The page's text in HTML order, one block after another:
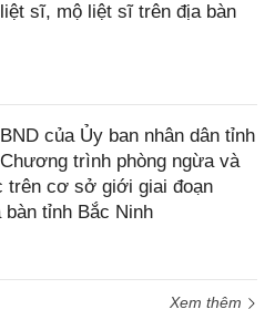
sĩ, mộ liệt sĩ trên địa bàn
của Ủy ban nhân dân tỉnh
trình phòng ngừa và
trên cơ sở giới giai đoạn
bàn tỉnh Bắc Ninh
Xem thêm